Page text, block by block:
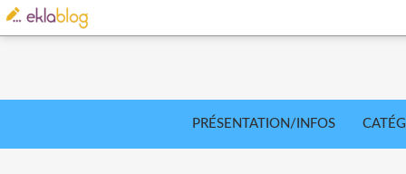
PRÉSENTATION/INFOS